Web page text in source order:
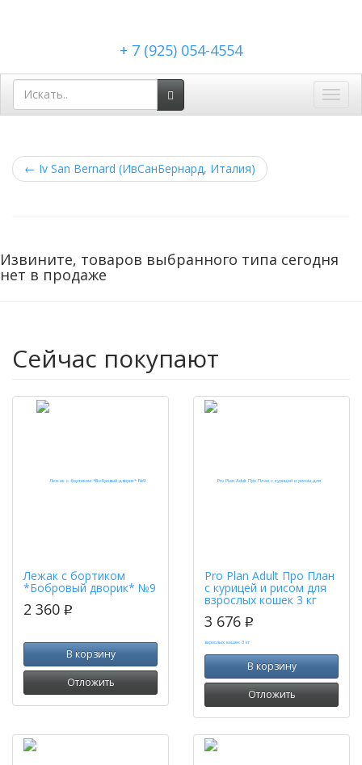
+ 7 (925) 054-4554
← Iv San Bernard (ИвСанБернард, Италия)
Извините, товаров выбранного типа сегодня
нет в продаже
Сейчас покупают
Лежак с бортиком
*Бобровый дворик* №9
2 360 p
В корзину
Отложить
Pro Plan Adult Про План
с курицей и рисом для
взрослых кошек 3 кг
3 676 p
В корзину
Отложить